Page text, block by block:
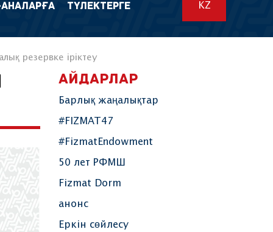
ТҮЛЕКТЕРГЕ
KZ
резервке іріктеу
АЙДАРЛАР
Барлық жаңалықтар
#FIZMAT47
#FizmatEndowment
50 лет РФМШ
Fizmat Dorm
анонс
Еркін сөйлесу